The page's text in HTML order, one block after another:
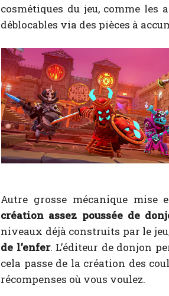
cosmétiques du jeu, comme les
déblocables via des pièces à
Autre grosse mécanique mise
création assez poussée de
niveaux déjà construits par le
de l’enfer. L’éditeur de donjon
cela passe de la création des
récompenses où vous voulez.